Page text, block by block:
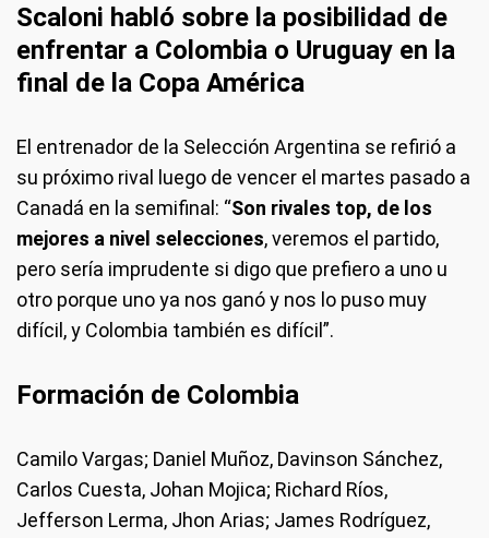
Scaloni habló sobre la posibilidad de
enfrentar a Colombia o Uruguay en la
final de la Copa América
El entrenador de la Selección Argentina se refirió a
su próximo rival luego de vencer el martes pasado a
Canadá en la semifinal: “Son rivales top, de los
mejores a nivel selecciones, veremos el partido,
pero sería imprudente si digo que prefiero a uno u
otro porque uno ya nos ganó y nos lo puso muy
difícil, y Colombia también es difícil”.
Formación de Colombia
Camilo Vargas; Daniel Muñoz, Davinson Sánchez,
Carlos Cuesta, Johan Mojica; Richard Ríos,
Jefferson Lerma, Jhon Arias; James Rodríguez,